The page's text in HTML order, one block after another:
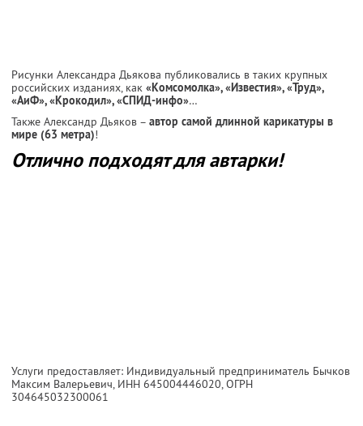
Рисунки Александра Дьякова публиковались в таких крупных
российских изданиях, как «Комсомолка», «Известия», «Труд»,
«АиФ», «Крокодил», «СПИД-инфо»…
Также Александр Дьяков – автор самой длинной карикатуры в
мире (63 метра)!
Отлично подходят для автарки!
Услуги предоставляет: Индивидуальный предприниматель Бычков
Максим Валерьевич, ИНН 645004446020, ОГРН
304645032300061